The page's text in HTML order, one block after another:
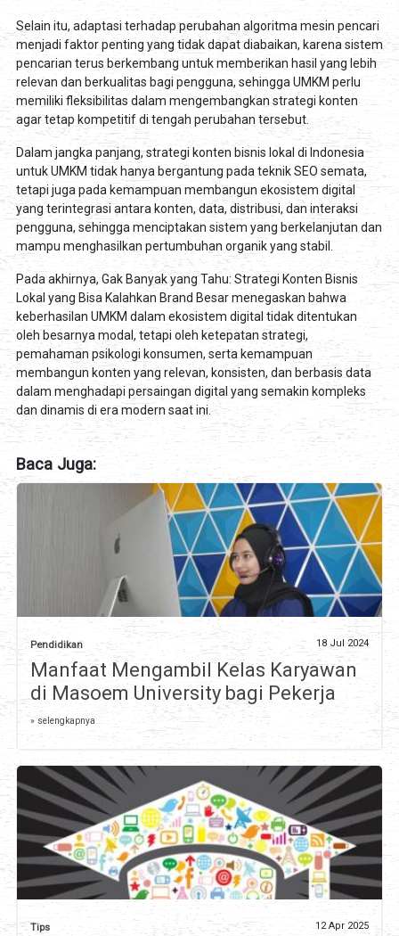
Selain itu, adaptasi terhadap perubahan algoritma mesin pencari
menjadi faktor penting yang tidak dapat diabaikan, karena sistem
pencarian terus berkembang untuk memberikan hasil yang lebih
relevan dan berkualitas bagi pengguna, sehingga UMKM perlu
memiliki fleksibilitas dalam mengembangkan strategi konten
agar tetap kompetitif di tengah perubahan tersebut.
Dalam jangka panjang, strategi konten bisnis lokal di Indonesia
untuk UMKM tidak hanya bergantung pada teknik SEO semata,
tetapi juga pada kemampuan membangun ekosistem digital
yang terintegrasi antara konten, data, distribusi, dan interaksi
pengguna, sehingga menciptakan sistem yang berkelanjutan dan
mampu menghasilkan pertumbuhan organik yang stabil.
Pada akhirnya, Gak Banyak yang Tahu: Strategi Konten Bisnis
Lokal yang Bisa Kalahkan Brand Besar menegaskan bahwa
keberhasilan UMKM dalam ekosistem digital tidak ditentukan
oleh besarnya modal, tetapi oleh ketepatan strategi,
pemahaman psikologi konsumen, serta kemampuan
membangun konten yang relevan, konsisten, dan berbasis data
dalam menghadapi persaingan digital yang semakin kompleks
dan dinamis di era modern saat ini.
Baca Juga:
Pendidikan 18 Jul 2024
Manfaat Mengambil Kelas Karyawan
di Masoem University bagi Pekerja
» selengkapnya
Tips 12 Apr 2025